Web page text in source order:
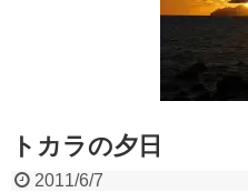
トカラの夕日
2011/6/7